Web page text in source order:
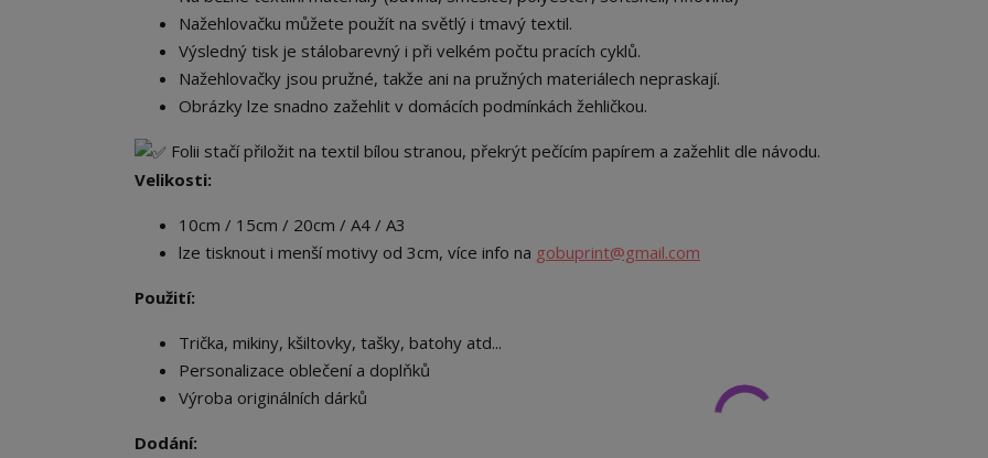
Nažehlovačku můžete použít na světlý i tmavý textil.
Výsledný tisk je stálobarevný i při velkém počtu pracích cyklů.
Nažehlovačky jsou pružné, takže ani na pružných materiálech nepraskají.
Obrázky lze snadno zažehlit v domácích podmínkách žehličkou.
Folii stačí přiložit na textil bílou stranou, překrýt pečícím papírem a zažehlit dle návodu.
Velikosti:
10cm / 15cm / 20cm / A4 / A3
lze tisknout i menší motivy od 3cm, více info na gobuprint@gmail.com
Použití:
Trička, mikiny, kšiltovky, tašky, batohy atd...
Personalizace oblečení a doplňků
Výroba originálních dárků
Dodání: